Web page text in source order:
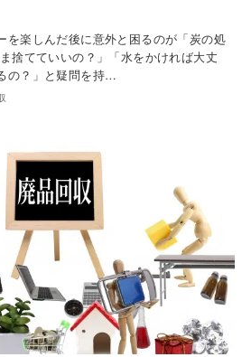
を楽しんだ後に意外と困るのが「炭の処
捨てていいの？」「水をかければ大丈
の？」と疑問を持…